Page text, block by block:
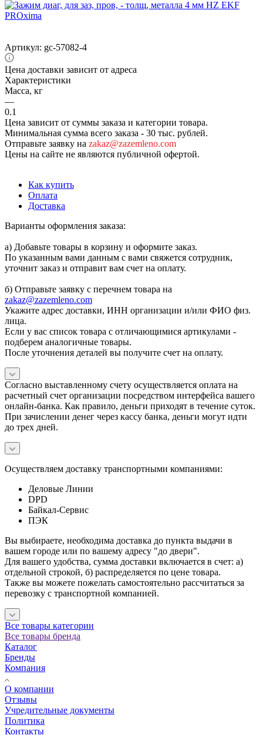
Артикул: gc-57082-4
Цена доставки зависит от адреса
Характеристики
Масса, кг
—
0.1
Цена зависит от суммы заказа и категории товара.
Минимальная сумма всего заказа - 30 тыс. рублей.
Отправьте заявку на zakaz@zazemleno.com
Цены на сайте не являются публичной офертой.
Как купить
Оплата
Доставка
Варианты оформления заказа:
а) Добавьте товары в корзину и оформите заказ.
По указанным вами данным с вами свяжется сотрудник,
уточнит заказ и отправит вам счет на оплату.
б) Отправьте заявку с перечнем товара на
zakaz@zazemleno.com
Укажите адрес доставки, ИНН организации и/или ФИО физ.
лица.
Если у вас список товара с отличающимися артикулами -
подберем аналогичные товары.
После уточнения деталей вы получите счет на оплату.
Согласно выставленному счету осуществляется оплата на
расчетный счет организации посредством интерфейса вашего
онлайн-банка. Как правило, деньги приходят в течение суток.
При зачислении денег через кассу банка, деньги могут идти
до трех дней.
Осуществляем доставку транспортными компаниями:
Деловые Линии
DPD
Байкал-Сервис
ПЭК
Вы выбираете, необходима доставка до пункта выдачи в
вашем городе или по вашему адресу "до двери".
Для вашего удобства, сумма доставки включается в счет: а)
отдельной строкой, б) распределяется по цене товара.
Также вы можете пожелать самостоятельно рассчитаться за
перевозку с транспортной компанией.
Все товары категории
Все товары бренда
Каталог
Бренды
Компания
О компании
Отзывы
Учредительные документы
Политика
Контакты